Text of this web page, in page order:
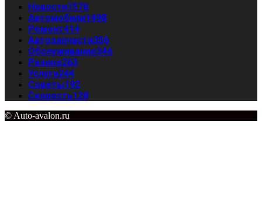
Новости1576
Автомобили1498
Ремонт414
Автозапчасти356
Обслуживание346
Разное263
Услуги244
Советы192
Скорость128
© Auto-avalon.ru